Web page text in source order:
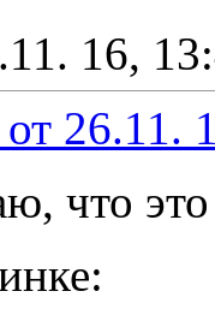
16,
26.11.
что